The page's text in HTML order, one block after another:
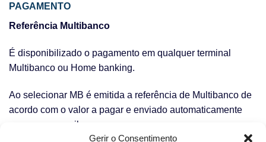
Gerir o Consentimento
PAGAMENTO
Referência Multibanco
É disponibilizado o pagamento em qualquer terminal
Multibanco ou Home banking.
Ao selecionar MB é emitida a referência de Multibanco de
acordo com o valor a pagar e enviado automaticamente
para o seu email.